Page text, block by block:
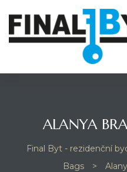
ALANYA
Final Byt - rezidenční
Bags
>